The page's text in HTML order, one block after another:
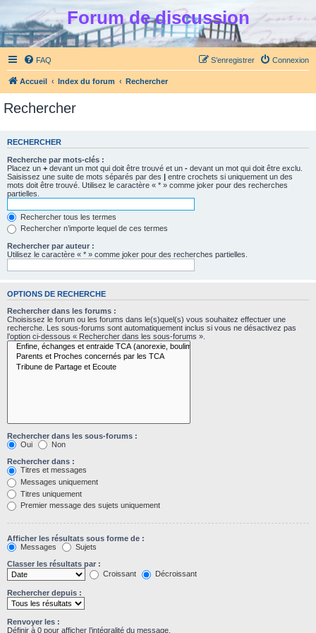
Forum de discussion
FAQ Connexion
S’enregistrer
Accueil Index du forum Rechercher
Rechercher
RECHERCHER
Recherche par mots-clés :
Placez un + devant un mot qui doit être trouvé et un - devant un mot qui doit être exclu.
Saisissez une suite de mots séparés par des | entre crochets si uniquement un des
mots doit être trouvé. Utilisez le caractère « * » comme joker pour des recherches
partielles.
Rechercher tous les termes
Rechercher n’importe lequel de ces termes
Rechercher par auteur :
Utilisez le caractère « * » comme joker pour des recherches partielles.
OPTIONS DE RECHERCHE
Rechercher dans les forums :
Choisissez le forum ou les forums dans le(s)quel(s) vous souhaitez effectuer une
recherche. Les sous-forums sont automatiquement inclus si vous ne désactivez pas
l’option ci-dessous « Rechercher dans les sous-forums ».
Rechercher dans les sous-forums :
Oui
Non
Rechercher dans :
Titres et messages
Messages uniquement
Titres uniquement
Premier message des sujets uniquement
Afficher les résultats sous forme de :
Messages
Sujets
Classer les résultats par :
Croissant
Décroissant
Rechercher depuis :
Renvoyer les :
Définir à 0 pour afficher l’intégralité du message.